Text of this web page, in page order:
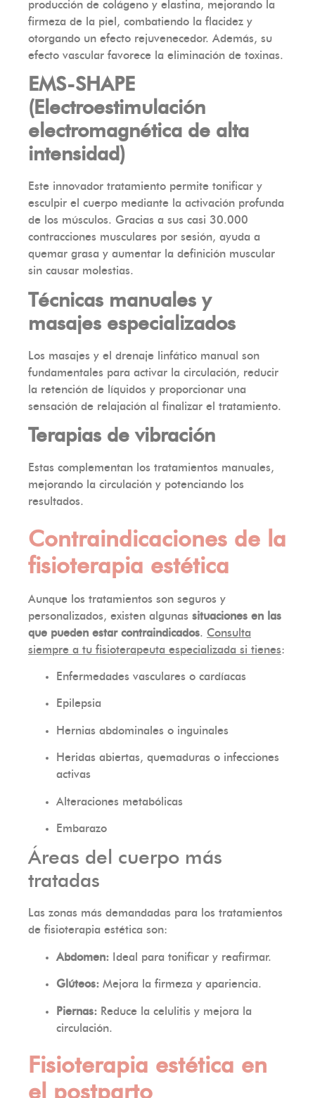
producción de colágeno y elastina, mejorando la
firmeza de la piel, combatiendo la flacidez y
otorgando un efecto rejuvenecedor. Además, su
efecto vascular favorece la eliminación de toxinas.
EMS-SHAPE
(Electroestimulación
electromagnética de alta
intensidad)
Este innovador tratamiento permite tonificar y
esculpir el cuerpo mediante la activación profunda
de los músculos. Gracias a sus casi 30.000
contracciones musculares por sesión, ayuda a
quemar grasa y aumentar la definición muscular
sin causar molestias.
Técnicas manuales y
masajes especializados
Los masajes y el drenaje linfático manual son
fundamentales para activar la circulación, reducir
la retención de líquidos y proporcionar una
sensación de relajación al finalizar el tratamiento.
Terapias de vibración
Estas complementan los tratamientos manuales,
mejorando la circulación y potenciando los
resultados.
Contraindicaciones de la
fisioterapia estética
Aunque los tratamientos son seguros y
personalizados, existen algunas situaciones en las
que pueden estar contraindicados. Consulta
siempre a tu fisioterapeuta especializada si tienes:
Enfermedades vasculares o cardíacas
Epilepsia
Hernias abdominales o inguinales
Heridas abiertas, quemaduras o infecciones
activas
Alteraciones metabólicas
Embarazo
Áreas del cuerpo más
tratadas
Las zonas más demandadas para los tratamientos
de fisioterapia estética son:
Abdomen: Ideal para tonificar y reafirmar.
Glúteos: Mejora la firmeza y apariencia.
Piernas: Reduce la celulitis y mejora la
circulación.
Fisioterapia estética en
el postparto